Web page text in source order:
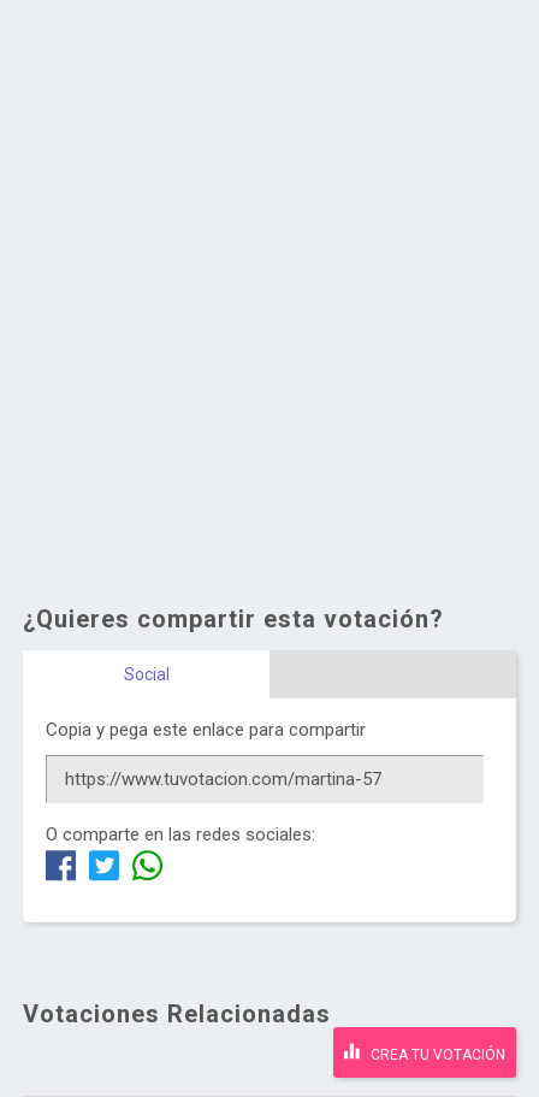
¿Quieres compartir esta votación?
Social
Copia y pega este enlace para compartir
O comparte en las redes sociales:
Votaciones Relacionadas
CREA TU VOTACIÓN